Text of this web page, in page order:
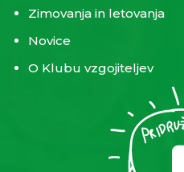
Zimovanja in letovanja
Novice
O Klubu vzgojiteljev